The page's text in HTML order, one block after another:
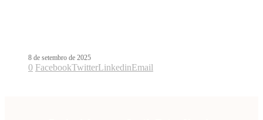
8 de setembro de 2025
0 FacebookTwitterLinkedinEmail